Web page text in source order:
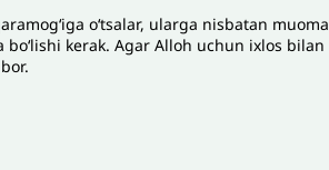
o‘tsalar, ularga nisbatan
kerak. Agar Alloh uchun ixlos